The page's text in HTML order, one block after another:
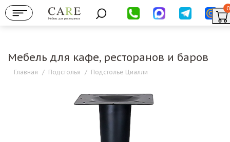
Мебель для ресторанов
0
Мебель для кафе, ресторанов и баров
Главная / Подстолья / Подстолье Циалли